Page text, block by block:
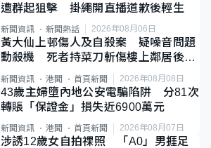
遭群起狙擊 掛繩開直播道歉後輕生
新聞資訊 新聞熱話 2026年08月06日
黃大仙上邨傷人及自殺案 疑噪音問題
動殺機 死者持菜刀斬傷樓上鄰居後墮
新聞資訊 港聞 首頁新聞 2026年08月08日
43歲主婦墮內地公安電騙陷阱 分81次
轉賬「保證金」損失近6900萬元
新聞資訊 港聞 首頁新聞 2026年08月07日
涉誘12歲女自拍祼照 「A0」男捱足